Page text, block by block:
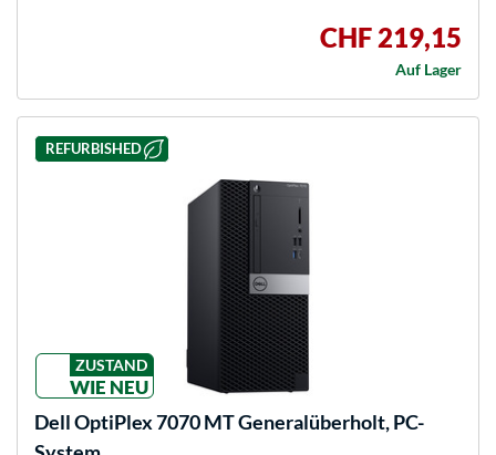
CHF 219,15
Auf Lager
REFURBISHED
ZUSTAND
WIE NEU
DellOptiPlex 7070 MT Generalüberholt, PC-